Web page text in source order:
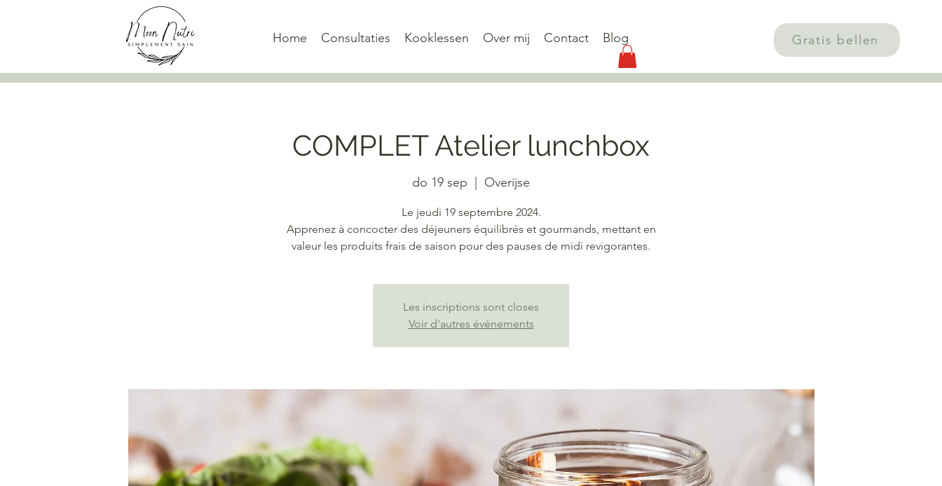
Gratis bellen
Home Consultaties Kooklessen Over mij Contact Blog
COMPLET Atelier lunchbox
do 19 sep Overijse
Le jeudi 19 septembre 2024.
Apprenez à concocter des déjeuners équilibrés et gourmands, mettant en
valeur les produits frais de saison pour des pauses de midi revigorantes.
Les inscriptions sont closes
Voir d'autres événements